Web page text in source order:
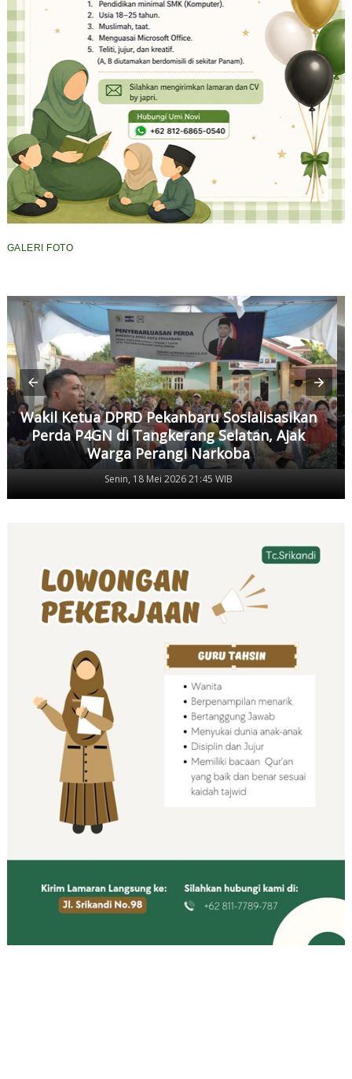
GALERI FOTO
Wakil Ketua DPRD Pekanbaru Sosialisasikan
Perda P4GN di Tangkerang Selatan, Ajak
Warga Perangi Narkoba
Senin, 18 Mei 2026 21:45 WIB